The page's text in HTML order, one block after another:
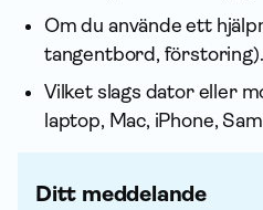
Om du använde ett
tangentbord, förstoring).
Vilket slags dator eller
laptop, Mac, iPhone,
Ditt meddelande